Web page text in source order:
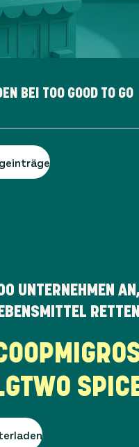
BEI TOO GOOD TO GO
UNTERNEHMEN
COOP
SPICE